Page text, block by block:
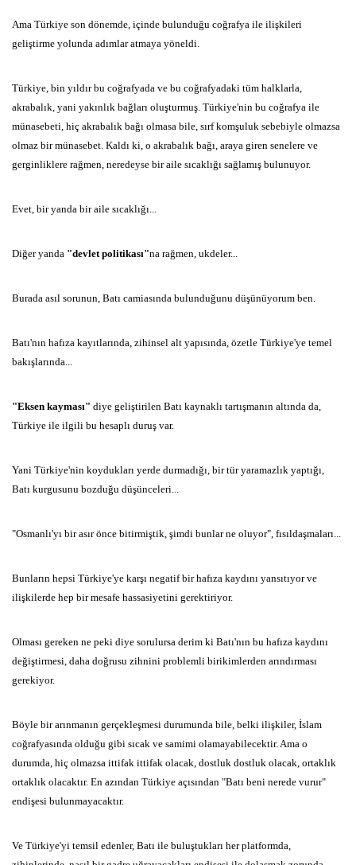
Ama Türkiye son dönemde, içinde bulunduğu coğrafya ile ilişkileri
geliştirme yolunda adımlar atmaya yöneldi.
Türkiye, bin yıldır bu coğrafyada ve bu coğrafyadaki tüm halklarla,
akrabalık, yani yakınlık bağları oluşturmuş. Türkiye'nin bu coğrafya ile
münasebeti, hiç akrabalık bağı olmasa bile, sırf komşuluk sebebiyle olmazsa
olmaz bir münasebet. Kaldı ki, o akrabalık bağı, araya giren senelere ve
gerginliklere rağmen, neredeyse bir aile sıcaklığı sağlamış bulunuyor.
Evet, bir yanda bir aile sıcaklığı...
Diğer yanda "devlet politikası"na rağmen, ukdeler...
Burada asıl sorunun, Batı camiasında bulunduğunu düşünüyorum ben.
Batı'nın hafıza kayıtlarında, zihinsel alt yapısında, özetle Türkiye'ye temel
bakışlarında...
"Eksen kayması" diye geliştirilen Batı kaynaklı tartışmanın altında da,
Türkiye ile ilgili bu hesaplı duruş var.
Yani Türkiye'nin koydukları yerde durmadığı, bir tür yaramazlık yaptığı,
Batı kurgusunu bozduğu düşünceleri...
"Osmanlı'yı bir asır önce bitirmiştik, şimdi bunlar ne oluyor", fısıldaşmaları...
Bunların hepsi Türkiye'ye karşı negatif bir hafıza kaydını yansıtıyor ve
ilişkilerde hep bir mesafe hassasiyetini gerektiriyor.
Olması gereken ne peki diye sorulursa derim ki Batı'nın bu hafıza kaydını
değiştirmesi, daha doğrusu zihnini problemli birikimlerden arındırması
gerekiyor.
Böyle bir arınmanın gerçekleşmesi durumunda bile, belki ilişkiler, İslam
coğrafyasında olduğu gibi sıcak ve samimi olamayabilecektir. Ama o
durumda, hiç olmazsa ittifak ittifak olacak, dostluk dostluk olacak, ortaklık
ortaklık olacaktır. En azından Türkiye açısından "Batı beni nerede vurur"
endişesi bulunmayacaktır.
Ve Türkiye'yi temsil edenler, Batı ile buluştukları her platformda,